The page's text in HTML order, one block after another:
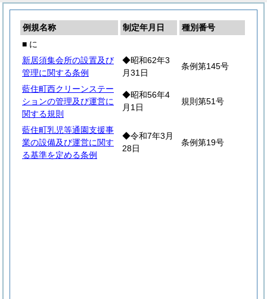
例規名称 制定年月日
種別番号
■ に
新居須集会所の設置及び
管理に関する条例
◆昭和62年3
月31日
条例第145号
藍住町西クリーンステー
ションの管理及び運営に
関する規則
◆昭和56年4
月1日
規則第51号
藍住町乳児等通園支援事
業の設備及び運営に関す
る基準を定める条例
◆令和7年3月
28日
条例第19号